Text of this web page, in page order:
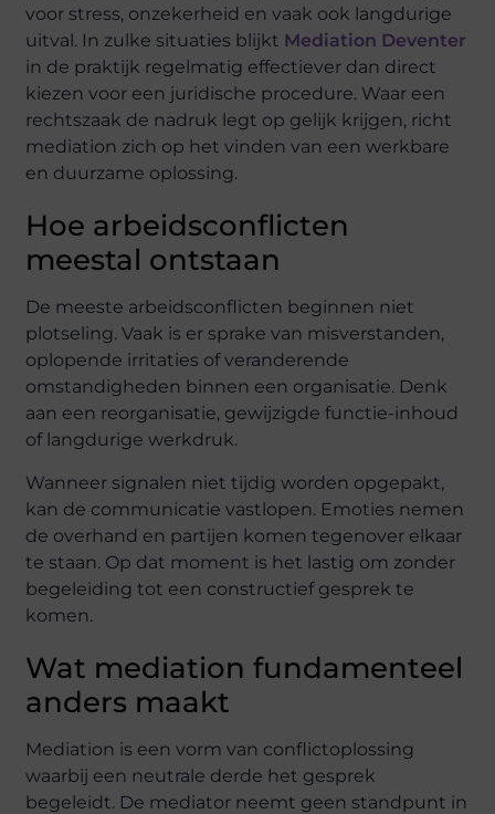
voor stress, onzekerheid en vaak ook langdurige
uitval. In zulke situaties blijkt Mediation Deventer
in de praktijk regelmatig effectiever dan direct
kiezen voor een juridische procedure. Waar een
rechtszaak de nadruk legt op gelijk krijgen, richt
mediation zich op het vinden van een werkbare
en duurzame oplossing.
Hoe arbeidsconflicten
meestal ontstaan
De meeste arbeidsconflicten beginnen niet
plotseling. Vaak is er sprake van misverstanden,
oplopende irritaties of veranderende
omstandigheden binnen een organisatie. Denk
aan een reorganisatie, gewijzigde functie-inhoud
of langdurige werkdruk.
Wanneer signalen niet tijdig worden opgepakt,
kan de communicatie vastlopen. Emoties nemen
de overhand en partijen komen tegenover elkaar
te staan. Op dat moment is het lastig om zonder
begeleiding tot een constructief gesprek te
komen.
Wat mediation fundamenteel
anders maakt
Mediation is een vorm van conflictoplossing
waarbij een neutrale derde het gesprek
begeleidt. De mediator neemt geen standpunt in